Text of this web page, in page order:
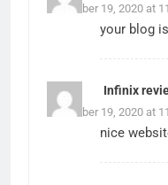
November 19, 2020 at
your blog
Infinix
November 19, 2020 at
nice